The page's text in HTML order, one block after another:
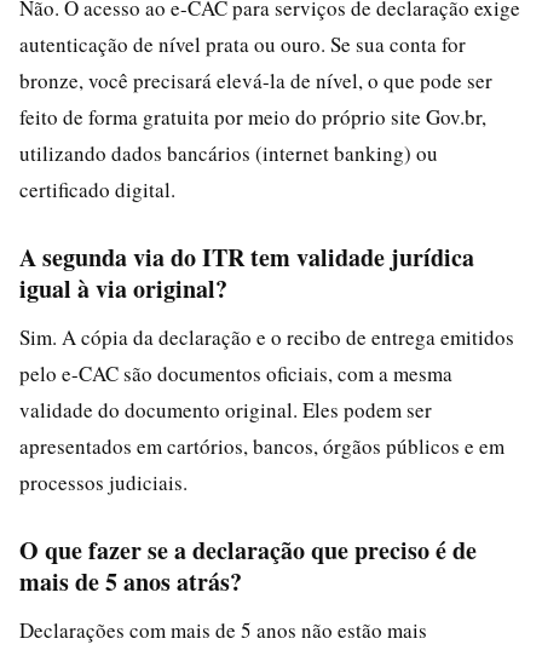
Não. O acesso ao e-CAC para serviços de declaração exige
autenticação de nível prata ou ouro. Se sua conta for
bronze, você precisará elevá-la de nível, o que pode ser
feito de forma gratuita por meio do próprio site Gov.br,
utilizando dados bancários (internet banking) ou
certificado digital.
A segunda via do ITR tem validade jurídica
igual à via original?
Sim. A cópia da declaração e o recibo de entrega emitidos
pelo e-CAC são documentos oficiais, com a mesma
validade do documento original. Eles podem ser
apresentados em cartórios, bancos, órgãos públicos e em
processos judiciais.
O que fazer se a declaração que preciso é de
mais de 5 anos atrás?
Declarações com mais de 5 anos não estão mais